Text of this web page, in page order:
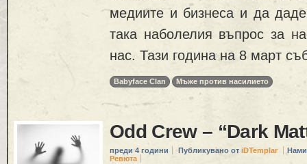
медиите и бизнеса и да
така наболелия въпрос за
нас. Тази година на 8 март
Babyface Clan Мъже против насилието
Odd Crew – “Dark
преди 4 години Публикувано от iDTemplar
Ревюта